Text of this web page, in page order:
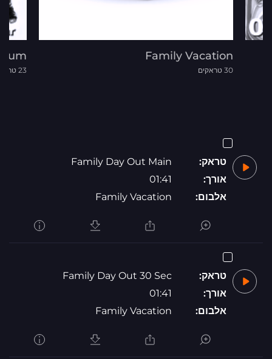
Family Vacation
30 טראקים 23 טראקים
טראק:
Family Day Out Main
אורך:
01:41
אלבום:
Family Vacation
טראק:
Family Day Out 30 Sec
אורך:
01:41
אלבום:
Family Vacation